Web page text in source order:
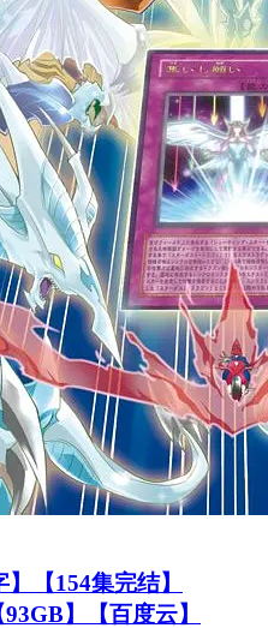
【154集完结】
】【百度云】